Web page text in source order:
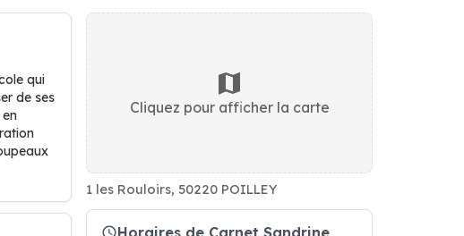
qui
de ses
Cliquez pour afficher la carte
1 les Rouloirs, 50220 POILLEY
Horaires de Carnet Sandrine